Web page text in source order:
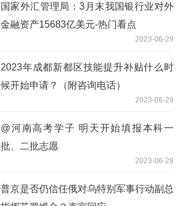
国家外汇管理局：3月末我国银行业对外
金融资产15683亿美元-热门看点
2023-06-29
2023年成都新都区技能提升补贴什么时
候开始申请？（附咨询电话）
2023-06-29
@河南高考学子 明天开始填报本科一
批、二批志愿
2023-06-29
普京是否仍信任俄对乌特别军事行动副总